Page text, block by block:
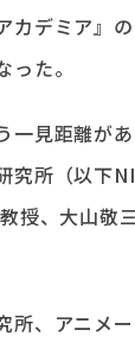
カデミア』
た。
一見距離が
究所（以下
授、大山敬
所、アニメ